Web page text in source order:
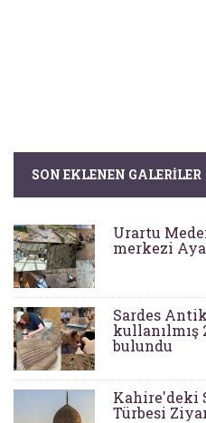
SON EKLENEN GALERILER
Urartu
merkezi
Sardes
kullanılmış
bulundu
Kahire'deki
Türbesi